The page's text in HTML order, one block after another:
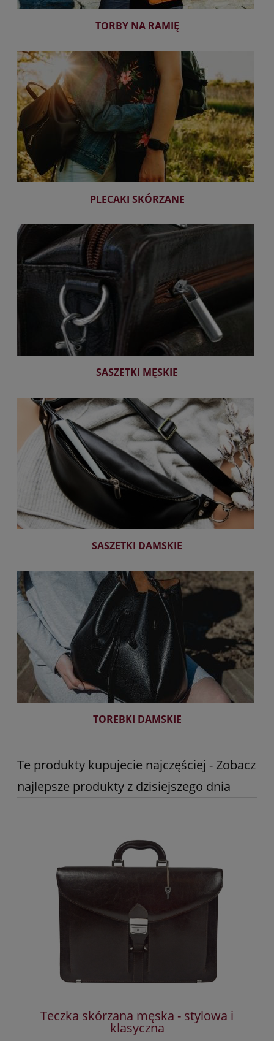
TORBY NA RAMIĘ
PLECAKI SKÓRZANE
SASZETKI MĘSKIE
SASZETKI DAMSKIE
TOREBKI DAMSKIE
Te produkty kupujecie najczęściej - Zobacz
najlepsze produkty z dzisiejszego dnia
Teczka skórzana męska - stylowa i
klasyczna